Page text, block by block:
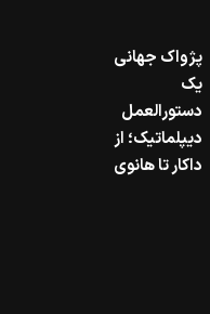
پژواک جهانی
یک
دستورالعمل
دیپلماتیک؛ از
داکار تا هانوی